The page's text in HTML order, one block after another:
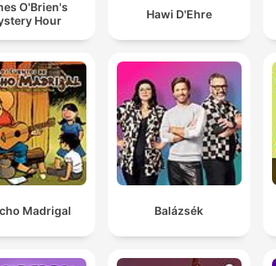
O'Brien's
Hour
Hawi D'Ehre
Madrigal Balázsék